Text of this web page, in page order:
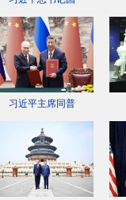
习近平主席同普